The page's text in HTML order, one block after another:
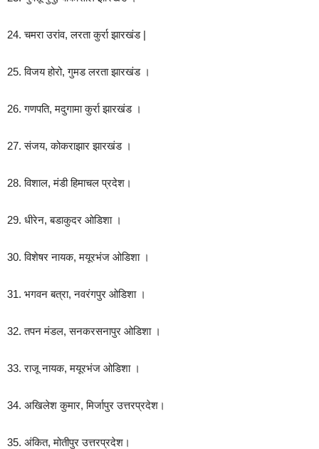
24. चमरा उरांव, लरता कुर्रा झारखंड |
25. विजय होरो, गुमड लरता झारखंड ।
26. गणपति, मदुगामा कुर्रा झारखंड ।
27. संजय, कोकराझार झारखंड ।
28. विशाल, मंडी हिमाचल प्रदेश।
29. धीरेन, बडाकुदर ओडिशा ।
30. विशेषर नायक, मयूरभंज ओडिशा ।
31. भगवन बत्रा, नवरंगपुर ओडिशा ।
32. तपन मंडल, सनकरसनापुर ओडिशा ।
33. राजू नायक, मयूरभंज ओडिशा ।
34. अखिलेश कुमार, मिर्जापुर उत्तरप्रदेश।
35. अंकित, मोतीपुर उत्तरप्रदेश।